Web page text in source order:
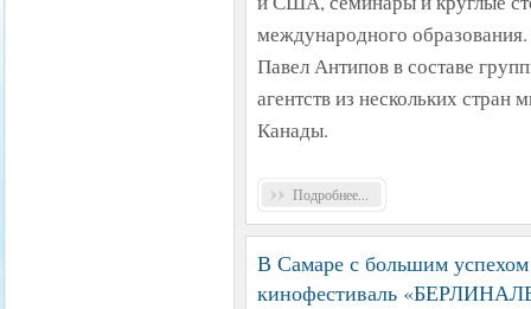
международного
Павел Антипов в составе
агентств из нескольких стран
Канады.
Подробнее...
В Самаре с большим
кинофестиваль